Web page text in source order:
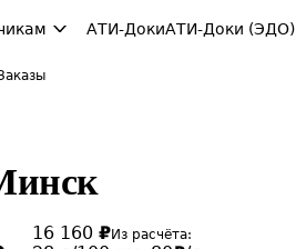
АТИ-ДокиАТИ-Доки (ЭДО)
16 160 ₽Из расчёта: